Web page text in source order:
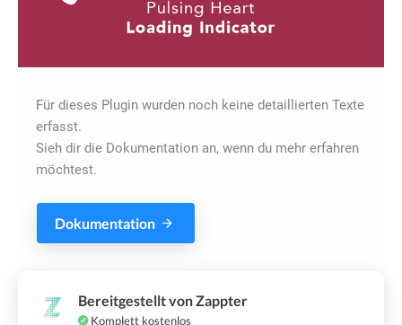
Für dieses Plugin wurden noch keine detaillierten Texte
erfasst.
Sieh dir die Dokumentation an, wenn du mehr erfahren
möchtest.
Dokumentation
Bereitgestellt von Zappter
Komplett kostenlos